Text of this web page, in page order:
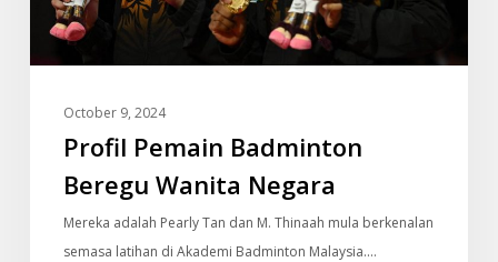
October 9, 2024
Profil Pemain Badminton
Beregu Wanita Negara
Mereka adalah Pearly Tan dan M. Thinaah mula berkenalan
semasa latihan di Akademi Badminton Malaysia.…